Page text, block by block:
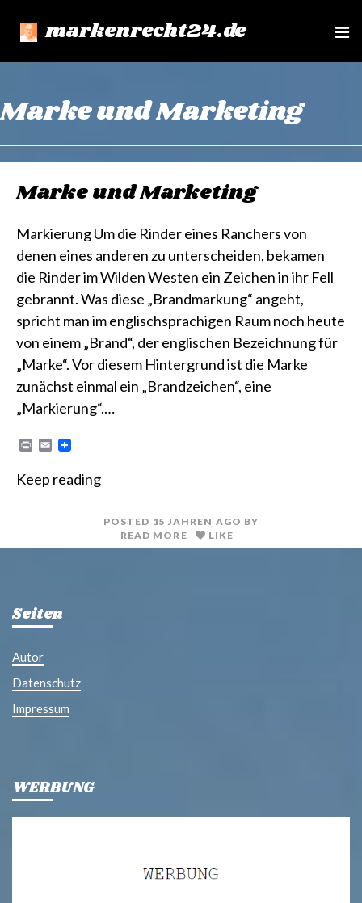
markenrecht24.de
e
Marke und Marketing
Marke und Marketing
Markierung Um die Rinder eines Ranchers von
denen eines anderen zu unterscheiden, bekamen
die Rinder im Wilden Westen ein Zeichen in ihr Fell
gebrannt. Was diese „Brandmarkung“ angeht,
spricht man im englischsprachigen Raum noch heute
von einem „Brand“, der englischen Bezeichnung für
„Marke“. Vor diesem Hintergrund ist die Marke
zunächst einmal ein „Brandzeichen“, eine
„Markierung“.…
n
E
i
Keep reading
POSTED 15 JAHREN AGO BY
READ MORE
LIKE
Seiten
Autor
Datenschutz
Impressum
WERBUNG